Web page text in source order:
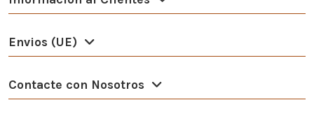
Envios (UE)
Contacte con Nosotros